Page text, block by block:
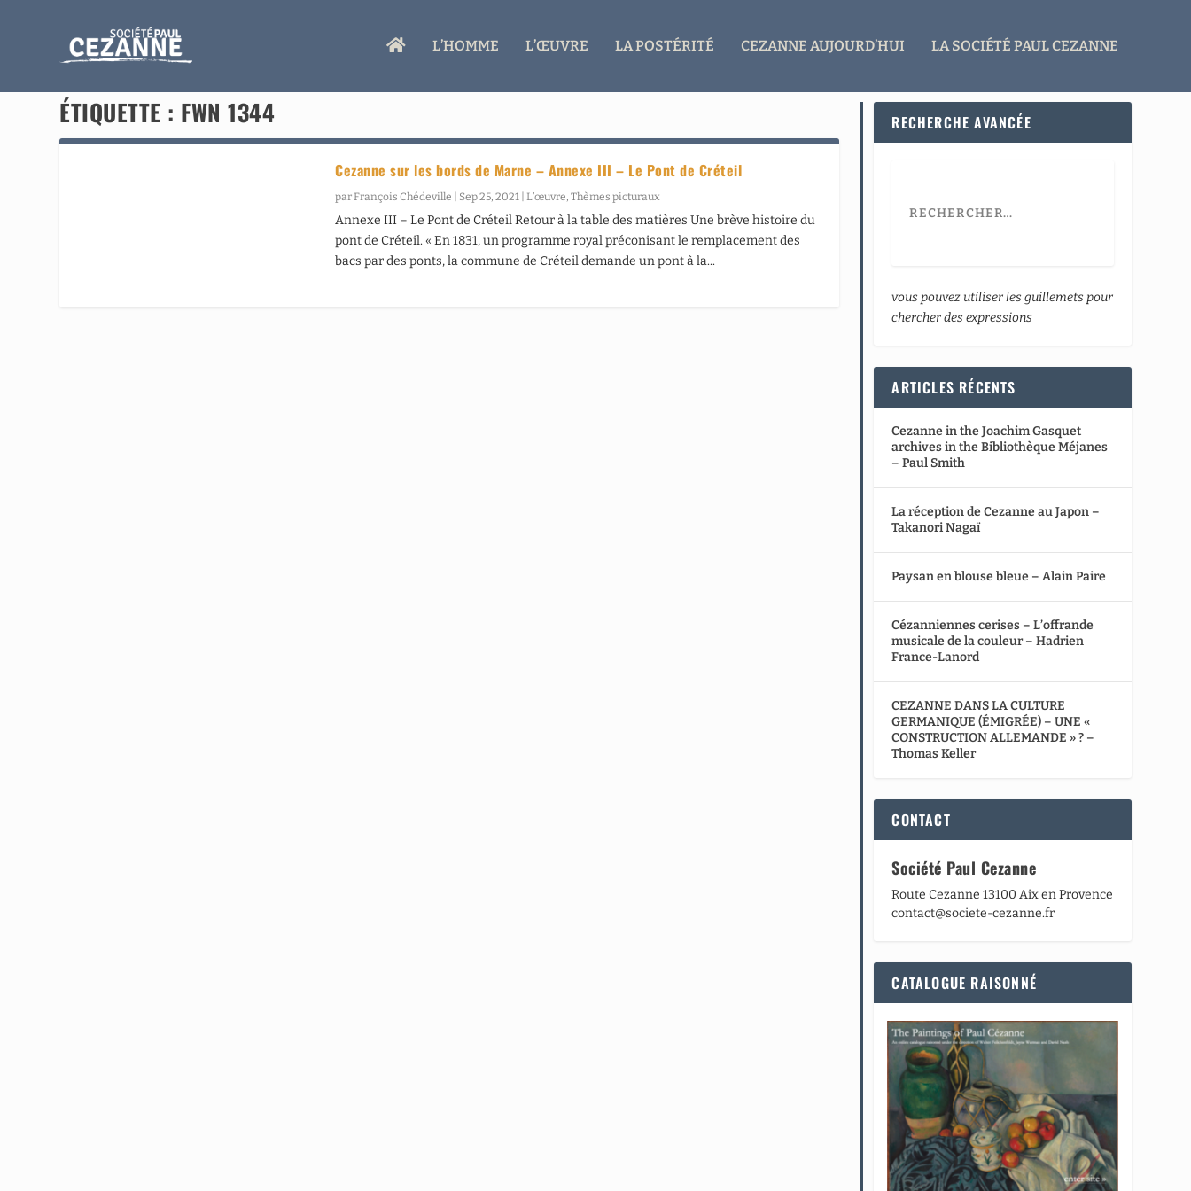
A
L’HOMME L’ŒUVRE LA POSTÉRITÉ CEZANNE AUJOURD’HUI LA SOCIÉTÉ PAUL CEZANNE
ÉTIQUETTE : FWN 1344
Cezanne sur les bords de Marne – Annexe III – Le Pont de Créteil
parFrançois Chédeville Sep 25, 2021 |L’œuvre,Thèmes picturaux
Annexe III – Le Pont de Créteil Retour à la table des matières Une brève histoire du
pont de Créteil. « En 1831, un programme royal préconisant le remplacement des
bacs par des ponts, la commune de Créteil demande un pont à la...
RECHERCHE AVANCÉE
vous pouvez utiliser les guillemets pour
chercher des expressions
ARTICLES RÉCENTS
Cezanne in the Joachim Gasquet
archives in the Bibliothèque Méjanes
– Paul Smith
La réception de Cezanne au Japon –
Takanori Nagaï
Paysan en blouse bleue – Alain Paire
Cézanniennes cerises – L’offrande
musicale de la couleur – Hadrien
France-Lanord
CEZANNE DANS LA CULTURE
GERMANIQUE (ÉMIGRÉE) – UNE «
CONSTRUCTION ALLEMANDE » ? –
Thomas Keller
CONTACT
Société Paul Cezanne
Route Cezanne 13100 Aix en Provence
contact@societe-cezanne.fr
CATALOGUE RAISONNÉ